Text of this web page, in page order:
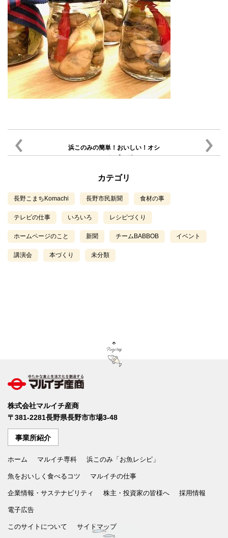
浜このみの簡単！おいしい！オシ
ャレなブログ
カテゴリ
長野こまちKomachi 長野市民新聞 食材の事
テレビの仕事 いろいろ レシピづくり
ホームページのこと 新聞 チームBABBOB イベント
講演会 本づくり 未分類
株式会社マルイチ産商
〒381-2281長野県長野市市場3-48
事業所紹介
ホーム マルイチ専科 浜このみ「お魚レシピ」
魚をおいしく食べるコツ マルイチの仕事
企業情報・サステナビリティ 株主・投資家の皆様へ 採用情報
電子広告
このサイトについて サイトマップ